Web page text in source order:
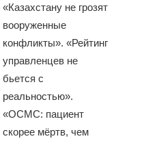
«Казахстану не грозят
вооруженные
конфликты». «Рейтинг
управленцев не
бьется с
реальностью».
«ОСМС: пациент
скорее мёртв, чем